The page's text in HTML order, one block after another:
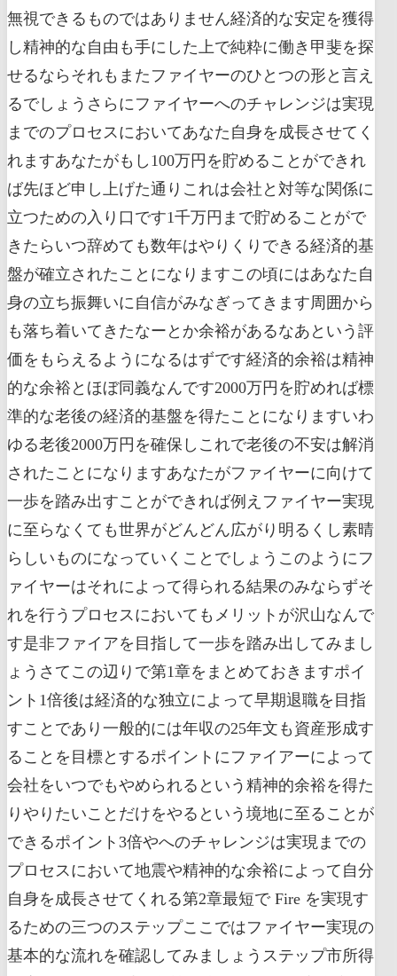
無視できるものではありません経済的な安定を獲得
し精神的な自由も手にした上で純粋に働き甲斐を探
せるならそれもまたファイヤーのひとつの形と言え
るでしょうさらにファイヤーへのチャレンジは実現
までのプロセスにおいてあなた自身を成長させてく
れますあなたがもし100万円を貯めることができれ
ば先ほど申し上げた通りこれは会社と対等な関係に
立つための入り口です1千万円まで貯めることがで
きたらいつ辞めても数年はやりくりできる経済的基
盤が確立されたことになりますこの頃にはあなた自
身の立ち振舞いに自信がみなぎってきます周囲から
も落ち着いてきたなーとか余裕があるなあという評
価をもらえるようになるはずです経済的余裕は精神
的な余裕とほぼ同義なんです2000万円を貯めれば標
準的な老後の経済的基盤を得たことになりますいわ
ゆる老後2000万円を確保しこれで老後の不安は解消
されたことになりますあなたがファイヤーに向けて
一歩を踏み出すことができれば例えファイヤー実現
に至らなくても世界がどんどん広がり明るくし素晴
らしいものになっていくことでしょうこのようにフ
ァイヤーはそれによって得られる結果のみならずそ
れを行うプロセスにおいてもメリットが沢山なんで
す是非ファイアを目指して一歩を踏み出してみまし
ょうさてこの辺りで第1章をまとめておきますポイ
ント1倍後は経済的な独立によって早期退職を目指
すことであり一般的には年収の25年文も資産形成す
ることを目標とするポイントにファイアーによって
会社をいつでもやめられるという精神的余裕を得た
りやりたいことだけをやるという境地に至ることが
できるポイント3倍やへのチャレンジは実現までの
プロセスにおいて地震や精神的な余裕によって自分
自身を成長させてくれる第2章最短で Fire を実現す
るための三つのステップここではファイヤー実現の
基本的な流れを確認してみましょうステップ市所得